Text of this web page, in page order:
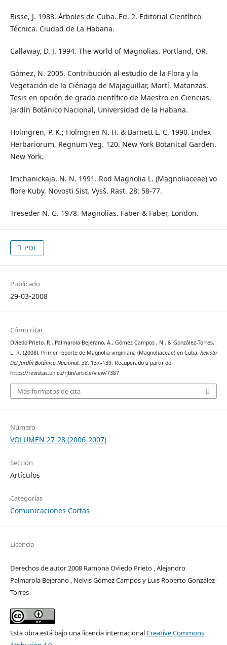
Bisse, J. 1988. Árboles de Cuba. Ed. 2. Editorial Científico-
Técnica. Ciudad de La Habana.
Callaway, D. J. 1994. The world of Magnolias. Portland, OR.
Gómez, N. 2005. Contribución al estudio de la Flora y la
Vegetación de la Ciénaga de Majaguillar, Martí, Matanzas.
Tesis en opción de grado científico de Maestro en Ciencias.
Jardín Botánico Nacional, Universidad de la Habana.
Holmgren, P. K.; Holmgren N. H. & Barnett L. C. 1990. Index
Herbariorum, Regnum Veg. 120. New York Botanical Garden.
New York.
Imchanickaja, N. N. 1991. Rod Magnolia L. (Magnoliaceae) vo
flore Kuby. Novosti Sist. Vysš. Rast. 28: 58-77.
Treseder N. G. 1978. Magnolias. Faber & Faber, London.
PDF
Publicado
29-03-2008
Cómo citar
Oviedo Prieto, R., Palmarola Bejerano, A., Gómez Campos , N., & González-Torres,
L. R. (2008). Primer reporte de Magnolia virginiana (Magnoliaceae) en Cuba. Revista
Del Jardín Botánico Nacional, 38, 137–139. Recuperado a partir de
https://revistas.uh.cu/rjbn/article/view/7387
Más formatos de cita
Número
VOLUMEN 27-28 (2006-2007)
Sección
Artículos
Categorías
Comunicaciones Cortas
Licencia
Derechos de autor 2008 Ramona Oviedo Prieto , Alejandro
Palmarola Bejerano , Nelvis Gómez Campos y Luis Roberto González-
Torres
Esta obra está bajo una licencia internacionalCreative Commons